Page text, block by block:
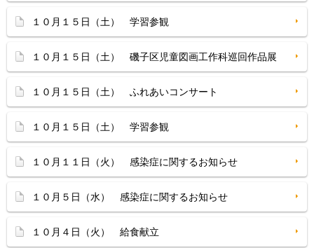
１０月１５日（土） 学習参観
１０月１５日（土） 磯子区児童図画工作科巡回作品展
１０月１５日（土） ふれあいコンサート
１０月１５日（土） 学習参観
１０月１１日（火） 感染症に関するお知らせ
１０月５日（水） 感染症に関するお知らせ
１０月４日（火） 給食献立